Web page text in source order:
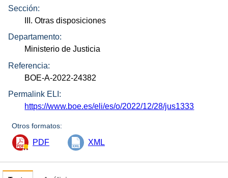
Sección:
III. Otras disposiciones
Departamento:
Ministerio de Justicia
Referencia:
BOE-A-2022-24382
Permalink ELI:
https://www.boe.es/eli/es/o/2022/12/28/jus1333
Otros formatos:
PDF XML